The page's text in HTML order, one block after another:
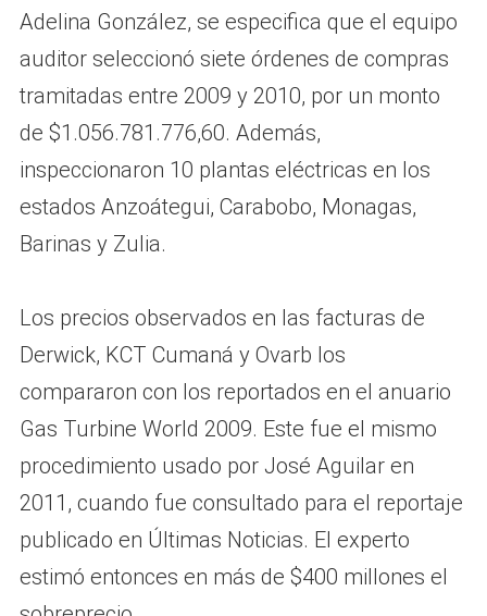
Adelina González, se especifica que el equipo
auditor seleccionó siete órdenes de compras
tramitadas entre 2009 y 2010, por un monto
de $1.056.781.776,60. Además,
inspeccionaron 10 plantas eléctricas en los
estados Anzoátegui, Carabobo, Monagas,
Barinas y Zulia.
Los precios observados en las facturas de
Derwick, KCT Cumaná y Ovarb los
compararon con los reportados en el anuario
Gas Turbine World 2009. Este fue el mismo
procedimiento usado por José Aguilar en
2011, cuando fue consultado para el reportaje
publicado en Últimas Noticias. El experto
estimó entonces en más de $400 millones el